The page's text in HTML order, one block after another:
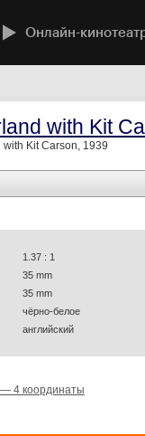
Онлайн-
with Kit
with Kit Carson, 1939
1.37 : 1
35 mm
35 mm
чёрно-белое
английский
4 координаты